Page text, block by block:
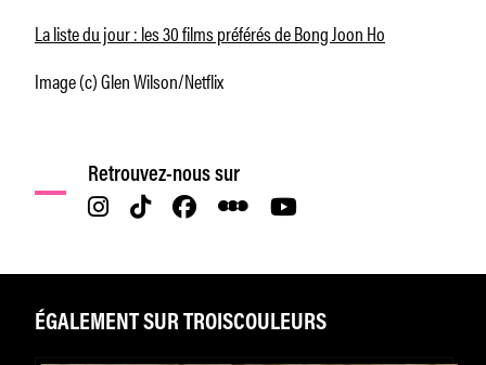
La liste du jour : les 30 films préférés de Bong Joon Ho
Image (c) Glen Wilson/Netflix
Retrouvez-nous sur
ÉGALEMENT SUR TROISCOULEURS